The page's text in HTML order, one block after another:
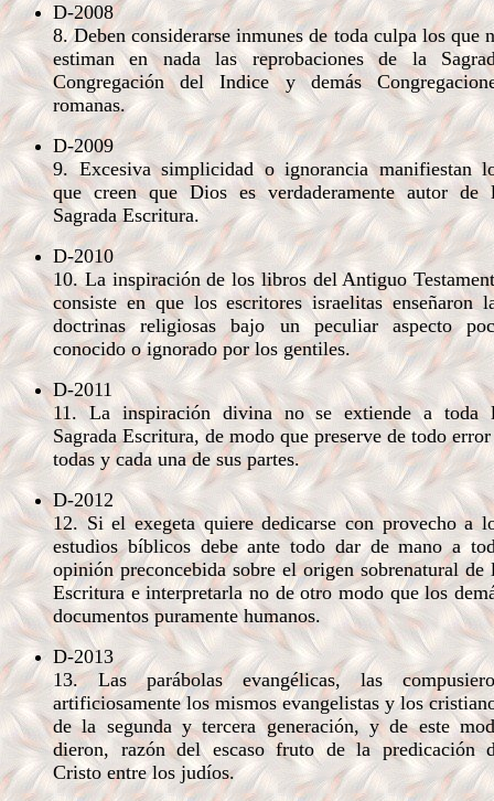
D-2008
8. Deben considerarse inmunes de toda culpa los que
estiman en nada las reprobaciones de la
Congregación del Indice y demás
romanas.
D-2009
9. Excesiva simplicidad o ignorancia manifiestan
que creen que Dios es verdaderamente autor de
Sagrada Escritura.
D-2010
10. La inspiración de los libros del Antiguo
consiste en que los escritores israelitas enseñaron
doctrinas religiosas bajo un peculiar aspecto
conocido o ignorado por los gentiles.
D-2011
11. La inspiración divina no se extiende a toda
Sagrada Escritura, de modo que preserve de todo error
todas y cada una de sus partes.
D-2012
12. Si el exegeta quiere dedicarse con provecho a
estudios bíblicos debe ante todo dar de mano a
opinión preconcebida sobre el origen sobrenatural de
Escritura e interpretarla no de otro modo que los
documentos puramente humanos.
D-2013
13. Las parábolas evangélicas, las
artificiosamente los mismos evangelistas y los
de la segunda y tercera generación, y de este
dieron, razón del escaso fruto de la predicación
Cristo entre los judíos.